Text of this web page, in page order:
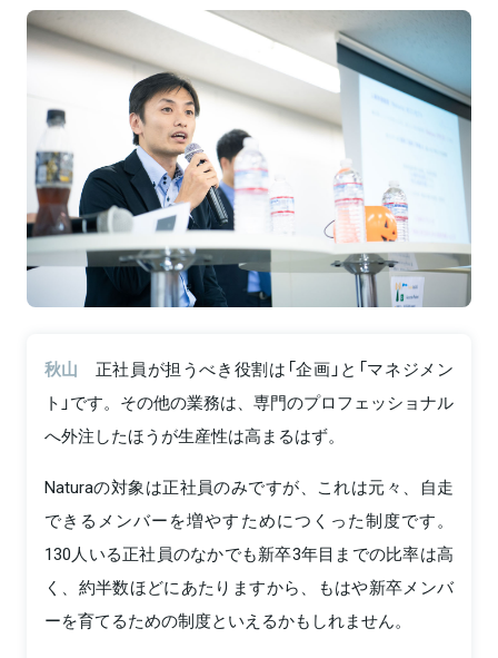
秋山
正社員が担うべき役割は「企画」と「マネジメン
ト」です。その他の業務は、専門のプロフェッショナル
へ外注したほうが生産性は高まるはず。
Naturaの対象は正社員のみですが、これは元々、自走
できるメンバーを増やすためにつくった制度です。
130人いる正社員のなかでも新卒3年目までの比率は高
く、約半数ほどにあたりますから、もはや新卒メンバ
ーを育てるための制度といえるかもしれません。